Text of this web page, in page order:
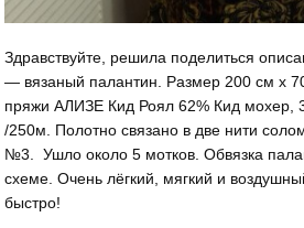
Здравствуйте, решила поделиться
— вязаный палантин. Размер 200 см х
пряжи АЛИЗЕ Кид Роял 62% Кид мохер,
/250м. Полотно связано в две нити
№3. Ушло около 5 мотков. Обвязка
схеме. Очень лёгкий, мягкий и
быстро!